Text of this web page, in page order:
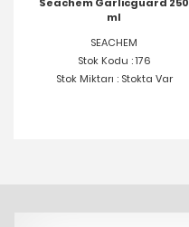
Seachem Garlicguard 250
ml
SEACHEM
Stok Kodu : 176
Stok Miktarı : Stokta Var